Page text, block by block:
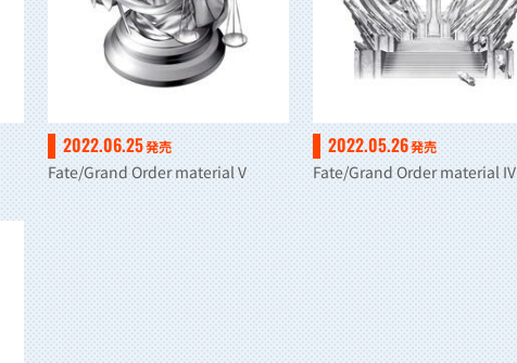
2022.06.25発売
Fate/Grand Order material V
2022.05.26発売
Fate/Grand Order material IV